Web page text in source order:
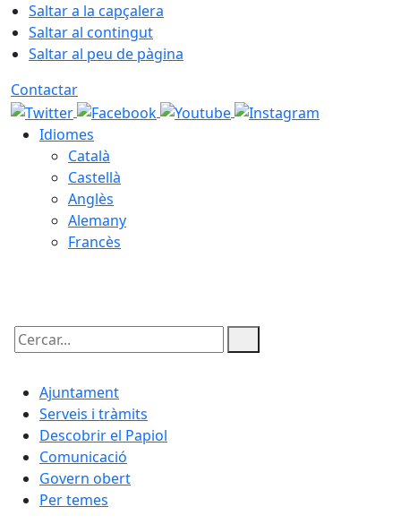
Saltar a la capçalera
Saltar al contingut
Saltar al peu de pàgina
Contactar
Idiomes
Català
Castellà
Anglès
Alemany
Francès
Cercar:
Ajuntament
Serveis i tràmits
Descobrir el Papiol
Comunicació
Govern obert
Per temes